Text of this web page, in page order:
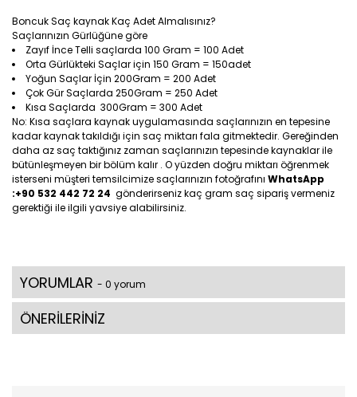
Boncuk Saç kaynak Kaç Adet Almalısınız?
Saçlarınızın Gürlüğüne göre
Zayıf İnce Telli saçlarda 100 Gram = 100 Adet
Orta Gürlükteki Saçlar için 150 Gram = 150adet
Yoğun Saçlar İçin 200Gram = 200 Adet
Çok Gür Saçlarda 250Gram = 250 Adet
Kısa Saçlarda 300Gram = 300 Adet
No: Kısa saçlara kaynak uygulamasında saçlarınızın en tepesine
kadar kaynak takıldığı için saç miktarı fala gitmektedir. Gereğinden
daha az saç taktığınız zaman saçlarınızın tepesinde kaynaklar ile
bütünleşmeyen bir bölüm kalır . O yüzden doğru miktarı öğrenmek
isterseni müşteri temsilcimize saçlarınızın fotoğrafını WhatsApp
:+90 532 442 72 24 gönderirseniz kaç gram saç sipariş vermeniz
gerektiği ile ilgili yavsiye alabilirsiniz.
YORUMLAR - 0 yorum
ÖNERİLERİNİZ